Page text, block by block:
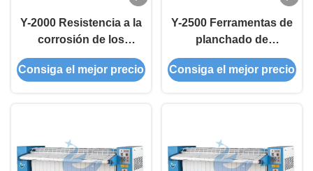
Y-2000 Resistencia a la
corrosión de los
equipos de lavandería
de planchas planas
Consiga el mejor precio
Y-2500 Ferramentas de
planchado de
planchado de trabajo
comercial
Consiga el mejor precio